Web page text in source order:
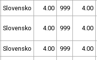
Slovensko 4.00 999 4.00
Slovensko 4.00 999 4.00
Slovensko 4.00 999 4.00